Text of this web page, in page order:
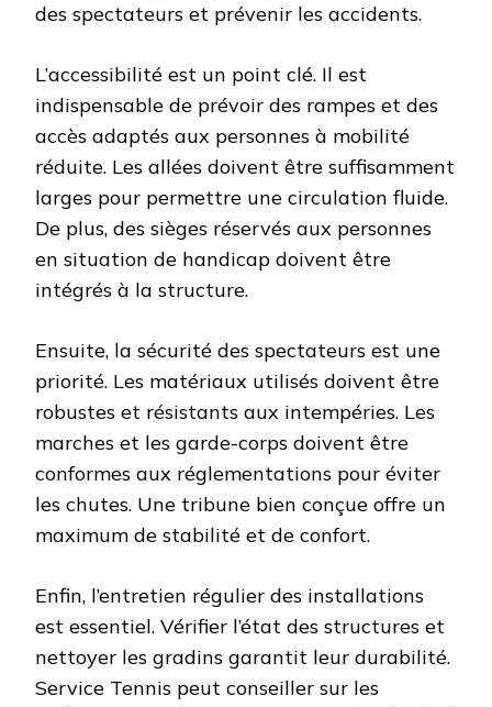
des spectateurs et prévenir les accidents.
L’accessibilité est un point clé. Il est
indispensable de prévoir des rampes et des
accès adaptés aux personnes à mobilité
réduite. Les allées doivent être suffisamment
larges pour permettre une circulation fluide.
De plus, des sièges réservés aux personnes
en situation de handicap doivent être
intégrés à la structure.
Ensuite, la sécurité des spectateurs est une
priorité. Les matériaux utilisés doivent être
robustes et résistants aux intempéries. Les
marches et les garde-corps doivent être
conformes aux réglementations pour éviter
les chutes. Une tribune bien conçue offre un
maximum de stabilité et de confort.
Enfin, l’entretien régulier des installations
est essentiel. Vérifier l’état des structures et
nettoyer les gradins garantit leur durabilité.
Service Tennis peut conseiller sur les